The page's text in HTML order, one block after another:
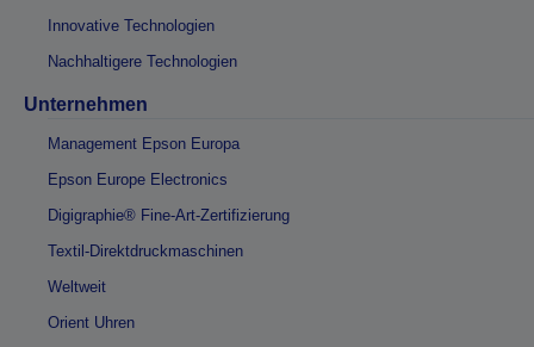
Innovative Technologien
Nachhaltigere Technologien
Unternehmen
Management Epson Europa
Epson Europe Electronics
Digigraphie® Fine-Art-Zertifizierung
Textil-Direktdruckmaschinen
Weltweit
Orient Uhren